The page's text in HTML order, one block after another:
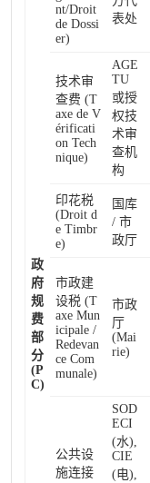
政
府
规
费
部
分
(P
C)
nt/Droit
de Dossi
er)
表处
技术审
查费 (T
axe de V
érificati
on Tech
nique)
AGE
TU
或授
权技
术审
查机
构
印花税
(Droit d
e Timbr
e)
国库
/ 市
政厅
市政建
设税 (T
axe Mun
icipale /
Redevan
ce Com
munale)
市政
厅
(Mai
rie)
公共设
施连接
SOD
ECI
(水),
CIE
(电),